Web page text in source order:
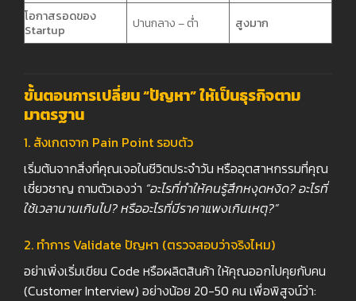
โอกาสรอดของ
Startup
ปานกลาง – ต่ำ สูงมาก
ขั้นตอนการเปลี่ยน “ปัญหา” ให้เป็นธุรกิจตาม
มาตรฐาน
1. สังเกตจาก Pain Point รอบตัว
เริ่มต้นจากสิ่งที่คุณเจอในชีวิตประจำวัน หรืออุตสาหกรรมที่คุณ
เชี่ยวชาญ ถามตัวเองว่า “อะไรที่ทำให้คนรู้สึกหงุดหงิด?อะไรที่
ใช้เวลานานเกินไป?หรืออะไรที่มีราคาแพงเกินเหตุ?”
2. ทำการ Validate ปัญหา (ตรวจสอบว่าจริงไหม)
อย่าเพิ่งเริ่มเขียน Code หรือผลิตสินค้า ให้คุณออกไปคุยกับคน
(Customer Interview) อย่างน้อย 20-50 คน เพื่อพิสูจน์ว่า: